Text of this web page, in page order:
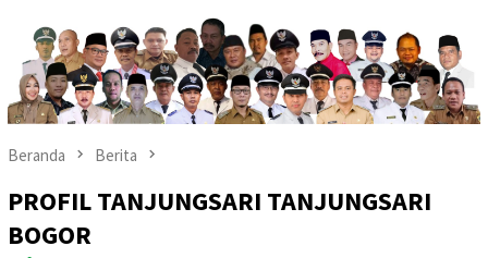
Beranda Berita
PROFIL TANJUNGSARI TANJUNGSARI
BOGOR